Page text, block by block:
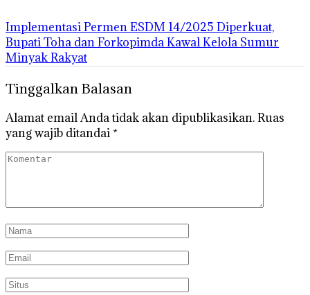
Implementasi Permen ESDM 14/2025 Diperkuat,
Bupati Toha dan Forkopimda Kawal Kelola Sumur
Minyak Rakyat
Tinggalkan Balasan
Alamat email Anda tidak akan dipublikasikan.Ruas
yang wajib ditandai *